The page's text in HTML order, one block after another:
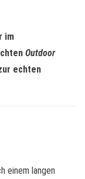
im
Outdoor
echten
einem langen